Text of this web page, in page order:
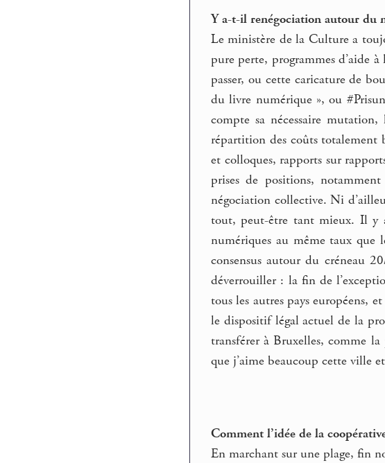
Y a-t-il renégociation autour du
Le ministère de la Culture a
pure perte, programmes d’aide
passer, ou cette caricature de
du livre numérique », ou
compte sa nécessaire
répartition des coûts totalement
et colloques, rapports sur
prises de positions,
négociation collective. Ni
tout, peut-être tant mieux. Il y
numériques au même taux
consensus autour du créneau
déverrouiller : la fin de
tous les autres pays européens,
le dispositif légal actuel de la
transférer à Bruxelles, comme
que j’aime beaucoup cette ville
Comment l’idée de la
En marchant sur une plage, fin